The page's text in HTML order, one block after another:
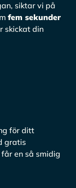
siktar vi på
fem sekunder
skickat din
för ditt
gratis
en så smidig